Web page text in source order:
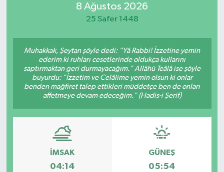
8 Ağustos 2026
25 Safer 1448
Muhakkak, Şeytan şöyle dedi: "Yâ Rabbi! İzzetine yemin
ederim ki ruhları cesetlerinde oldukça kullarını
saptırmaktan geri durmayacağım." Allâhü Teâlâ ise şöyle
buyurdu: "İzzetim ve Celâlime yemin olsun ki onlar
benden mağfiret talep ettikleri müddetçe ben de onları
affetmeye devam edeceğim." (Hadis-i Şerif)
İMSAK
04:14
GÜNEŞ
05:54
SPOR
ULUSAL
İLÇELERİMİZ
RESMİ İLAN